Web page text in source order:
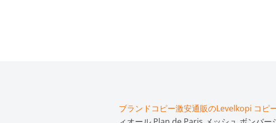
ブランドコピー激安通販のLevelkopi コピ